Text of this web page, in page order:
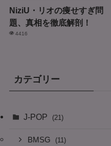
NiziU・リオの痩せすぎ問
題、真相を徹底解剖！
4416
カテゴリー
J-POP (21)
BMSG (11)